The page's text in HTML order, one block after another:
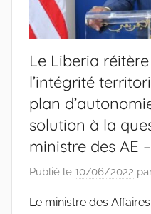
Le Liberia
l’intégrité
plan
solution à la
ministre des AE –
Publié le 10/06/2022
Le ministre des